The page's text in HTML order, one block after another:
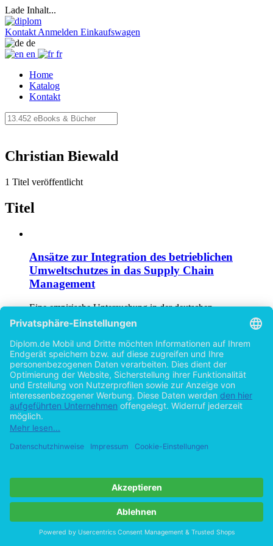
Lade Inhalt...
Kontakt Anmelden Einkaufswagen
de
en
fr
Home
Katalog
Kontakt
Christian Biewald
1 Titel veröffentlicht
Titel
Ansätze zur Integration des betrieblichen
Umweltschutzes in das Supply Chain
Management
Eine empirische Untersuchung in der deutschen
Automobilzulieferindustrie
vonChristian Biewald (Autor:in)
©2010 Diplomarbeit 127 Seiten
Hilfe/FAQ
Impressum
Datenschutz
AGB
Vertrag widerrufen
Zur Desktop-Version
byOpen Publishing